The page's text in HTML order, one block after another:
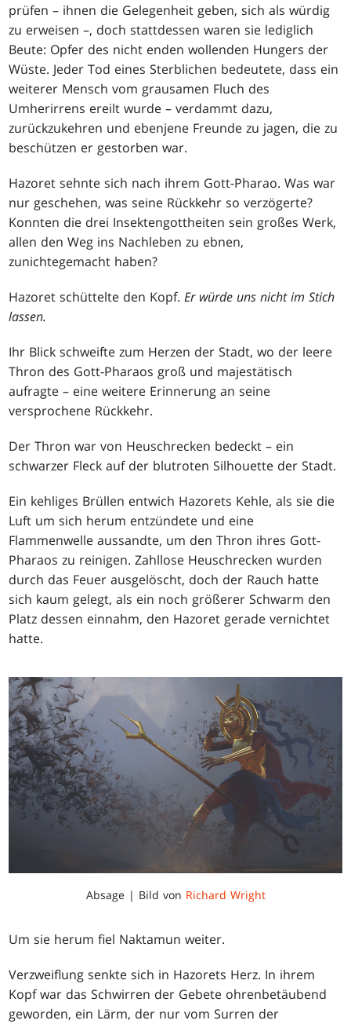
prüfen – ihnen die Gelegenheit geben, sich als würdig
zu erweisen –, doch stattdessen waren sie lediglich
Beute: Opfer des nicht enden wollenden Hungers der
Wüste. Jeder Tod eines Sterblichen bedeutete, dass ein
weiterer Mensch vom grausamen Fluch des
Umherirrens ereilt wurde – verdammt dazu,
zurückzukehren und ebenjene Freunde zu jagen, die zu
beschützen er gestorben war.
Hazoret sehnte sich nach ihrem Gott-Pharao. Was war
nur geschehen, was seine Rückkehr so verzögerte?
Konnten die drei Insektengottheiten sein großes Werk,
allen den Weg ins Nachleben zu ebnen,
zunichtegemacht haben?
Hazoret schüttelte den Kopf.Er würde uns nicht im Stich
lassen.
Ihr Blick schweifte zum Herzen der Stadt, wo der leere
Thron des Gott-Pharaos groß und majestätisch
aufragte – eine weitere Erinnerung an seine
versprochene Rückkehr.
Der Thron war von Heuschrecken bedeckt – ein
schwarzer Fleck auf der blutroten Silhouette der Stadt.
Ein kehliges Brüllen entwich Hazorets Kehle, als sie die
Luft um sich herum entzündete und eine
Flammenwelle aussandte, um den Thron ihres Gott-
Pharaos zu reinigen. Zahllose Heuschrecken wurden
durch das Feuer ausgelöscht, doch der Rauch hatte
sich kaum gelegt, als ein noch größerer Schwarm den
Platz dessen einnahm, den Hazoret gerade vernichtet
hatte.
Absage | Bild von Richard Wright
Um sie herum fiel Naktamun weiter.
Verzweiflung senkte sich in Hazorets Herz. In ihrem
Kopf war das Schwirren der Gebete ohrenbetäubend
geworden, ein Lärm, der nur vom Surren der